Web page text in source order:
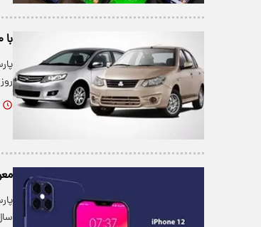
با ۱۰۰ سکه طلا این خودرو‌های مدرن آلمانی را سوار شوید+ جدول